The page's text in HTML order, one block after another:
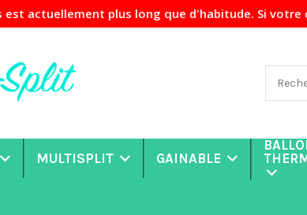
long que d'habitude. Si votre commande
MULTISPLIT GAINABLE